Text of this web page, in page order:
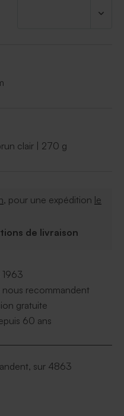
clair | 270 g
, pour une expédition le
de livraison
1963
recommandent
gratuite
60 ans
sur 4863